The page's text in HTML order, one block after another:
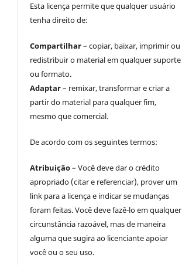
Esta licença permite que qualquer usuário
tenha direito de:
Compartilhar– copiar, baixar, imprimir ou
redistribuir o material em qualquer suporte
ou formato.
Adaptar– remixar, transformar e criar a
partir do material para qualquer fim,
mesmo que comercial.
De acordo com os seguintes termos:
Atribuição– Você deve dar o crédito
apropriado (citar e referenciar), prover um
link para a licença e indicar se mudanças
foram feitas. Você deve fazê-lo em qualquer
circunstância razoável, mas de maneira
alguma que sugira ao licenciante apoiar
você ou o seu uso.